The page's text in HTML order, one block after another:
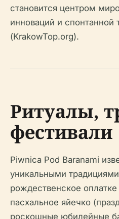
становится центром
инноваций и спонтанной
(KrakowTop.org).
Ритуалы,
фестивали
Piwnica Pod Baranami
уникальными
рождественское
пасхальное яйечко
роскошные юбилейные